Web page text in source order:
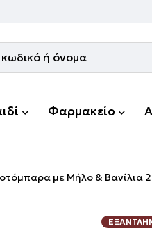
Φαρμακείο
με Μήλο & Βανίλια